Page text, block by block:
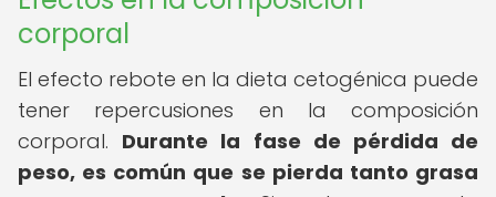
corporal
El efecto rebote en la dieta cetogénica puede
tener repercusiones en la composición
corporal. Durante la fase de pérdida de
peso, es común que se pierda tanto grasa